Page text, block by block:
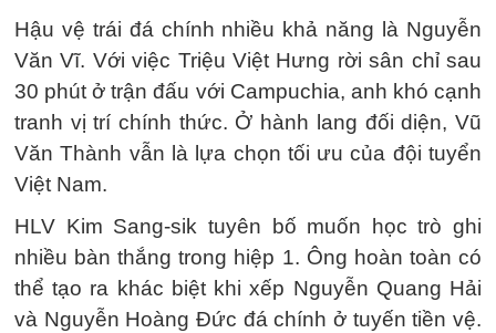
Hậu vệ trái đá chính nhiều khả năng là Nguyễn
Văn Vĩ. Với việc Triệu Việt Hưng rời sân chỉ sau
30 phút ở trận đấu với Campuchia, anh khó cạnh
tranh vị trí chính thức. Ở hành lang đối diện, Vũ
Văn Thành vẫn là lựa chọn tối ưu của đội tuyển
Việt Nam.
HLV Kim Sang-sik tuyên bố muốn học trò ghi
nhiều bàn thắng trong hiệp 1. Ông hoàn toàn có
thể tạo ra khác biệt khi xếp Nguyễn Quang Hải
và Nguyễn Hoàng Đức đá chính ở tuyến tiền vệ.